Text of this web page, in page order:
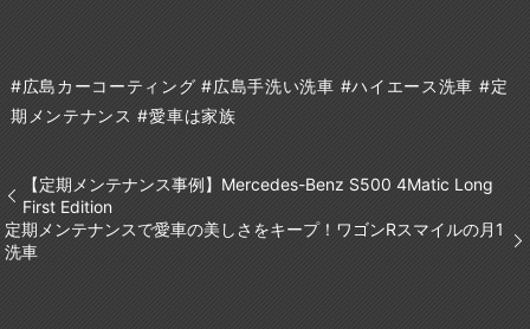
#広島カーコーティング #広島手洗い洗車 #ハイエース洗車 #定
期メンテナンス #愛車は家族
【定期メンテナンス事例】Mercedes-Benz S500 4Matic Long
First Edition
定期メンテナンスで愛車の美しさをキープ！ワゴンRスマイルの月1
洗車